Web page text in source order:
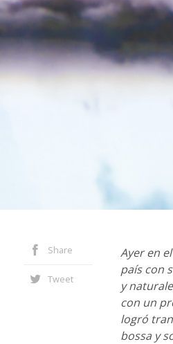
Share
Tweet
Ayer en
país con
y
con un
logró
bossa y